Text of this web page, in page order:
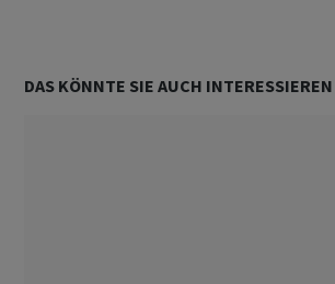
DAS KÖNNTE SIE AUCH INTERESSIEREN